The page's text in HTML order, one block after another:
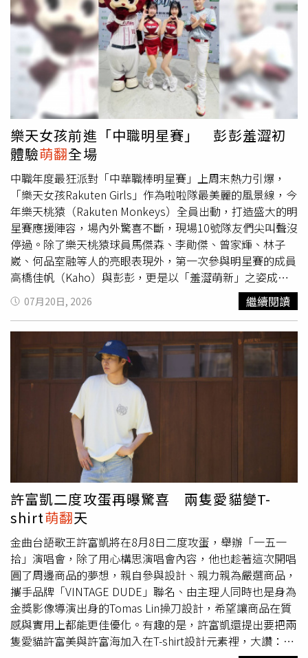
雙圓滾滾的大眼睛格外有靈氣；而結婚邁入第5年的法比歐
夫妻，外出仍保有儀式感，法比歐身穿白色條紋襯衫搭配黑
框眼鏡與黑褲，Desiree Wu則穿著黑色深V連身裙、頭上掛
著墨鏡，兩人一身穿搭相當有型。迎來愛女後，法比歐經常
在社群分享Lola可愛的模樣，但又擔心過度曝光。（圖／翻
攝自法比歐IG）法比歐經常在社群平台曬出女兒的萌照，他
先前受訪時坦言，自己其實很喜歡分享幸福的生活，但又擔
心女兒過度曝光，內心相當為難。總是將家庭擺在第一位的
他，平時傍晚六點後就不再安排工作，會在家下廚、陪女兒
玩樂，自認在工作與生活之間拿捏得十分平衡。法比歐與老
婆婚後感情依舊甜蜜，但不考慮生二胎。（圖／翻攝自法比
歐IG）婚後夫妻倆偶爾也想重溫兩人時光，但下一秒卻又忍
不住開始計畫要帶女兒去哪裡玩，生活早已離不開女兒。至
於是否有計畫生第二胎？法比歐則斬釘截鐵地表示不會：
「一個就消耗滿多的時間，我很想念女兒幼嬰時期，但有了
小孩之後不可能跟以前過一樣的生活，有第二個時間會更限
制。」
樂天女孩前進「中職明星賽」 彭彭羞澀初
體驗萌翻全場
中職年度最狂派對「中華職棒明星賽」上周末熱力引爆，
「樂天女孩Rakuten Girls」作為啦啦隊最美麗的風景線，今
年樂天桃猿（Rakuten Monkeys）全員出動，打造盛大的明
星賽應援陣容，場內外驚喜不斷，現場10號隊友們尖叫聲沒
停過。除了樂天桃猿球員馬傑森、李勛傑、曾家輝、林子
崴、何品室融等人的亮眼表現外，第一次參與明星賽的成員
高橋佳帆（Kaho）與彭彭，更是以「羞澀萌新」之姿成為
關注焦點；而實力派學姊若潼出馬分享樂天女孩YT的拍攝花
絮，連平日低調的資深學姊筱晴，也悄悄解鎖「六隊聯合編
舞總監」成就，專業表現獲粉絲激賞。樂天女孩趁著明星賽
拍攝場邊精彩花絮。人氣學姊若潼帶領首次加入明星賽行列
的彭彭，罕見端出「學姊威嚴」，合體拍攝YouTube 企劃：
若潼親自傳授鏡頭感與控場秘訣，面對鏡頭與選手們侃侃而
談，專業程度令人豎起拇指大讚，更讓彭彭直呼：「學姊氣
場真的太強了。」兩人作為樂天女孩特派員走訪首次參與明
星賽的馬傑森、李勛傑、曾家輝、林子崴、何品室融等，球
員們在興奮與緊張交織的心情下，不僅努力表現自己，更感
謝球迷支持，同時期待明年也能再參與盛事。不只球員，資
深學姊筱晴今年身份大升級，正式解鎖「明星賽編舞總監」
角色，從音樂節拍到燈光視覺一手包辦，展現專業舞魂，讓
六隊女孩的表演質感直接拉高至演唱會等級，尤其是開場
舞，更是讓粉絲讚不絕口。而身為明星賽新鮮人的高橋佳帆
與彭彭，面對滿滿媒體的無數鏡頭，努力保持微笑盡力表現
自己，敬業態度給自己打下高分。樂天女孩彭彭（左起）、
舞蹈總監筱晴與若潼。（圖／樂天桃猿提供）首次登上大巨
蛋的明星賽大舞台，兩位啦啦隊女孩萌新既興奮又緊張。樂
天女孩日籍成員高橋佳帆（Kaho）羞澀地分享：「第一次
站在這麼大的舞台，聯訪時緊張到手心冒汗，連呼吸都小心
翼翼。但看到身邊的女孩們為了呈現完美表演，即便語言不
07月20日, 2026 繼續閱讀
許富凱二度攻蛋再曝驚喜 兩隻愛貓變T-
shirt萌翻天
金曲台語歌王許富凱將在8月8日二度攻蛋，舉辦「一五一
拾」演唱會，除了用心構思演唱會內容，他也趁著這次開唱
圓了周邊商品的夢想，親自參與設計、親力親為嚴選商品，
攜手品牌「VINTAGE DUDE」聯名、由主理人同時也是身為
金獎影像導演出身的Tomas Lin操刀設計，希望讓商品在質
感與實用上都能更佳優化。有趣的是，許富凱還提出要把兩
隻愛貓許富美與許富海加入在T-shirt設計元素裡，大讚：